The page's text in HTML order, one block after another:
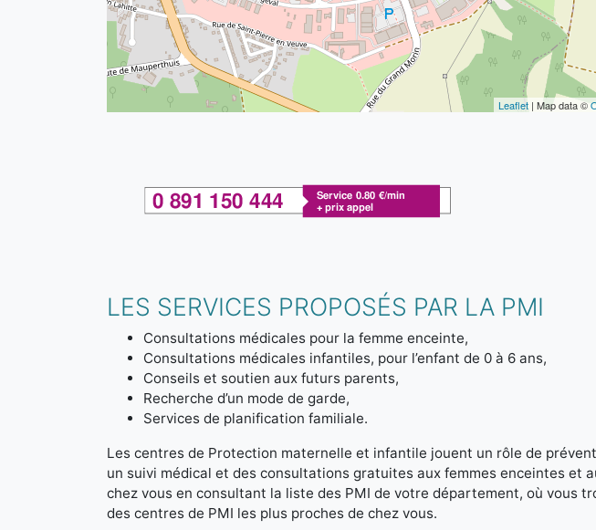
Leaflet | Map data ©
LES SERVICES PROPOSÉS PAR LA PMI
Consultations médicales pour la femme enceinte,
Consultations médicales infantiles, pour l’enfant de 0 à 6 ans,
Conseils et soutien aux futurs parents,
Recherche d’un mode de garde,
Services de planification familiale.
Les centres de Protection maternelle et infantile jouent un rôle de
un suivi médical et des consultations gratuites aux femmes enceintes et
chez vous en consultant la liste des PMI de votre département, où vous
des centres de PMI les plus proches de chez vous.